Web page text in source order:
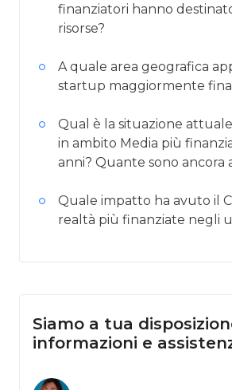
finanziatori hanno
risorse?
A quale area geografica
startup maggiormente
Qual è la situazione
in ambito Media più
anni? Quante sono ancora
Quale impatto ha avuto il
realtà più finanziate negli
Siamo a tua
informazioni e